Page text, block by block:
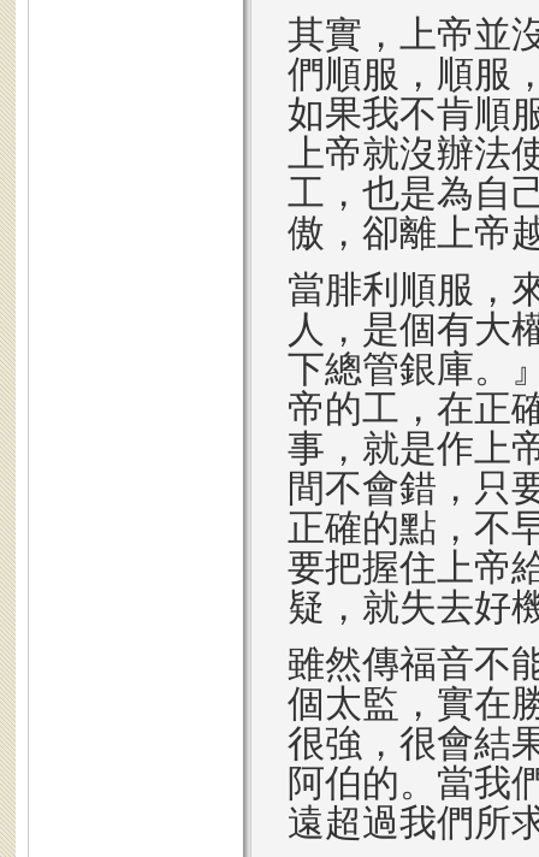
其實，上帝並
們順服，順服
如果我不肯順
上帝就沒辦法
工，也是為自
傲，卻離上帝
當腓利順服，
人，是個有大
下總管銀庫。
帝的工，在正
事，就是作上
間不會錯，只
正確的點，不
要把握住上帝
疑，就失去好
雖然傳福音不
個太監，實在
很強，很會結
阿伯的。當我
遠超過我們所